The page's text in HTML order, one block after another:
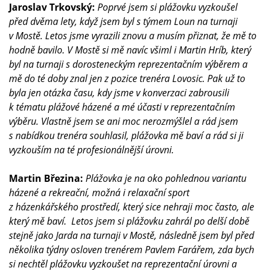
Jaroslav Trkovský: Poprvé jsem si plážovku vyzkoušel
před dvěma lety, když jsem byl s týmem Loun na turnaji
v Mostě. Letos jsme vyrazili znovu a musím přiznat, že mě to
hodně bavilo. V Mostě si mě navíc všiml i Martin Hríb, který
byl na turnaji s dorosteneckým reprezentačním výběrem a
mě do té doby znal jen z pozice trenéra Lovosic. Pak už to
byla jen otázka času, kdy jsme v konverzaci zabrousili
k tématu plážové házené a mé účasti v reprezentačním
výběru. Vlastně jsem se ani moc nerozmýšlel a rád jsem
s nabídkou trenéra souhlasil, plážovka mě baví a rád si ji
vyzkouším na té profesionálnější úrovni.
Martin Březina: Plážovka je na oko pohlednou variantu
házené a rekreační, možná i relaxační sport
z házenkářského prostředí, který sice nehraji moc často, ale
který mě baví. Letos jsem si plážovku zahrál po delší době
stejně jako Jarda na turnaji v Mostě, následně jsem byl před
několika týdny osloven trenérem Pavlem Farářem, zda bych
si nechtěl plážovku vyzkoušet na reprezentační úrovni a